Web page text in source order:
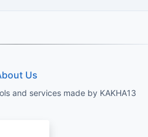
Us
and services made by KAKHA13